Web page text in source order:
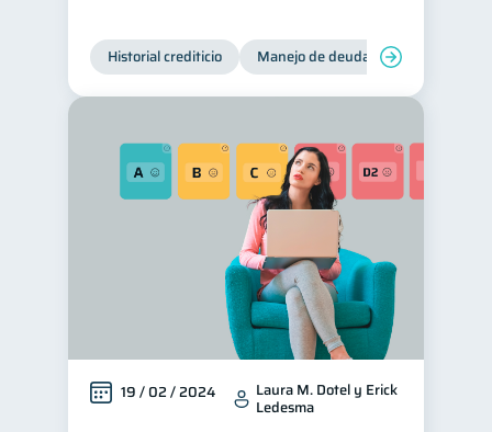
Historial crediticio Manejo de deudas
19 / 02 / 2024 Laura M. Dotel y Erick
Ledesma